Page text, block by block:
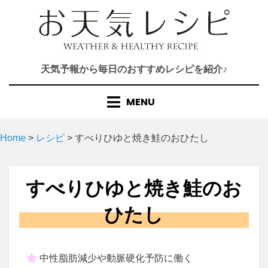
天気予報から毎日のおすすめレシピを紹介♪
MENU
Home > レシピ > すべりひゆと焼き鮭のおひたし
すべりひゆと焼き鮭のお
ひたし
中性脂肪減少や動脈硬化予防に働く